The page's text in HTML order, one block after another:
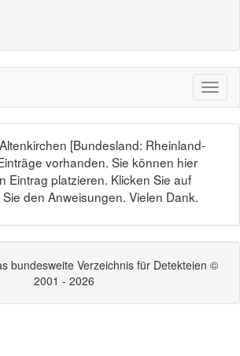
[Bundesland: Rheinland-
vorhanden. Sie können hier
Eintrag platzieren. Klicken Sie auf
den Anweisungen. Vielen Dank.
bundesweite Verzeichnis für Detekteien ©
2001 - 2026